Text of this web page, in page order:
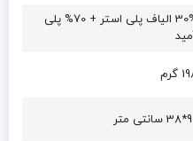
30% الیاف پلی استر + 70% پلی
گرم
متر